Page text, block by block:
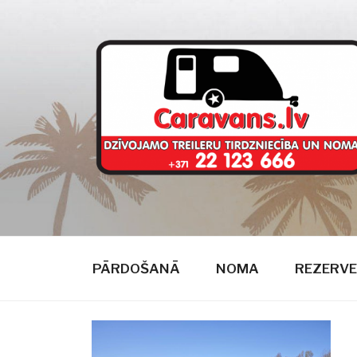
CARAVANS
dzīvojamie treileri
PĀRDOŠANĀ NOMA